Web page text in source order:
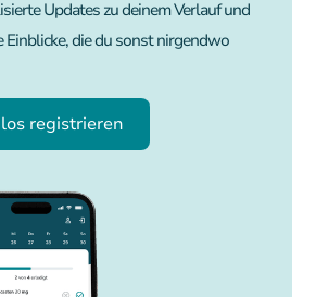
Updates zu deinem Verlauf und
Einblicke, die du sonst nirgendwo
registrieren